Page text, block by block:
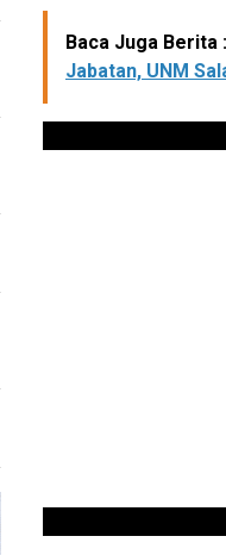
Baca Juga Berita :
Jabatan, UNM